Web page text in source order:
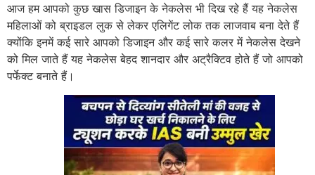
आज हम आपको कुछ खास डिजाइन के नेकलेस भी दिख रहे हैं यह नेकलेस
महिलाओं को ब्राइडल लुक से लेकर एलिगेंट लोक तक लाजवाब बना देते हैं
क्योंकि इनमें कई सारे आपको डिजाइन और कई सारे कलर में नेकलेस देखने
को मिल जाते हैं यह नेकलेस बेहद शानदार और अट्रैक्टिव होते हैं जो आपको
पर्फेक्ट बनाते हैं।